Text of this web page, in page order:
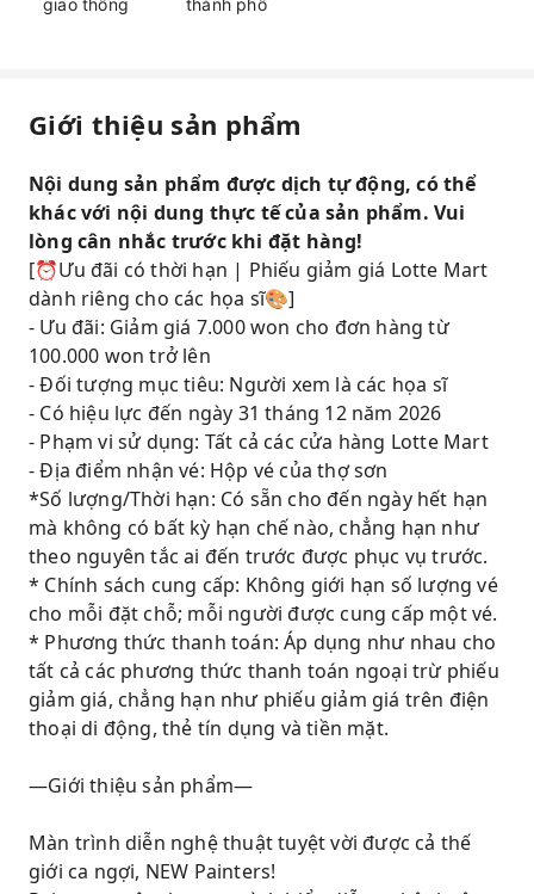
giao thông
thành phố
Giới thiệu sản phẩm
Nội dung sản phẩm được dịch tự động, có thể
khác với nội dung thực tế của sản phẩm. Vui
lòng cân nhắc trước khi đặt hàng!
[⏰Ưu đãi có thời hạn | Phiếu giảm giá Lotte Mart
dành riêng cho các họa sĩ🎨]
- Ưu đãi: Giảm giá 7.000 won cho đơn hàng từ
100.000 won trở lên
- Đối tượng mục tiêu: Người xem là các họa sĩ
- Có hiệu lực đến ngày 31 tháng 12 năm 2026
- Phạm vi sử dụng: Tất cả các cửa hàng Lotte Mart
- Địa điểm nhận vé: Hộp vé của thợ sơn
*Số lượng/Thời hạn: Có sẵn cho đến ngày hết hạn
mà không có bất kỳ hạn chế nào, chẳng hạn như
theo nguyên tắc ai đến trước được phục vụ trước.
* Chính sách cung cấp: Không giới hạn số lượng vé
cho mỗi đặt chỗ; mỗi người được cung cấp một vé.
* Phương thức thanh toán: Áp dụng như nhau cho
tất cả các phương thức thanh toán ngoại trừ phiếu
giảm giá, chẳng hạn như phiếu giảm giá trên điện
thoại di động, thẻ tín dụng và tiền mặt.
—Giới thiệu sản phẩm—
Màn trình diễn nghệ thuật tuyệt vời được cả thế
giới ca ngợi, NEW Painters!